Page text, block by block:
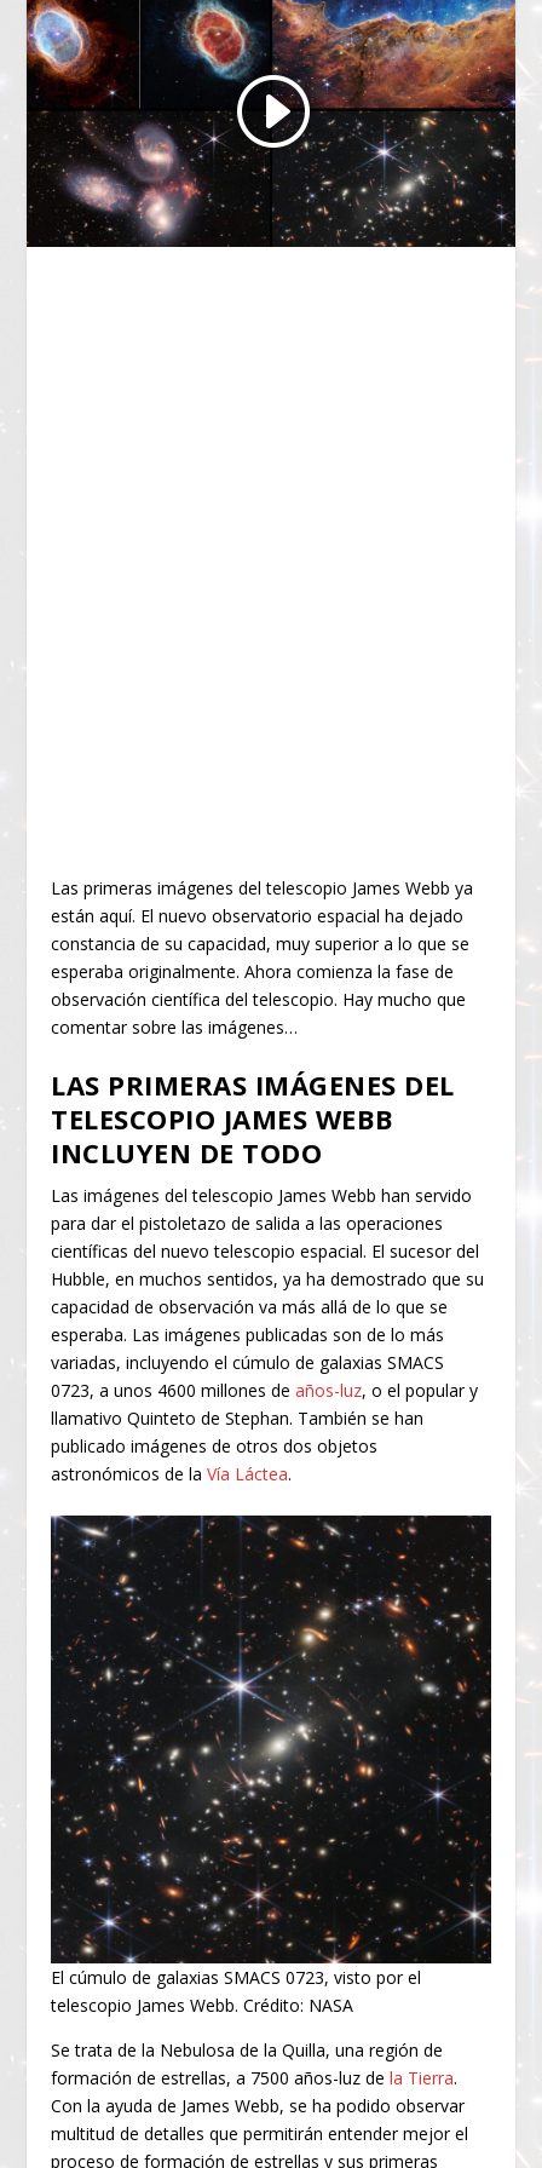
Las primeras imágenes del telescopio James Webb ya
están aquí. El nuevo observatorio espacial ha dejado
constancia de su capacidad, muy superior a lo que se
esperaba originalmente. Ahora comienza la fase de
observación científica del telescopio. Hay mucho que
comentar sobre las imágenes…
LAS PRIMERAS IMÁGENES DEL
TELESCOPIO JAMES WEBB
INCLUYEN DE TODO
Las imágenes del telescopio James Webb han servido
para dar el pistoletazo de salida a las operaciones
científicas del nuevo telescopio espacial. El sucesor del
Hubble, en muchos sentidos, ya ha demostrado que su
capacidad de observación va más allá de lo que se
esperaba. Las imágenes publicadas son de lo más
variadas, incluyendo el cúmulo de galaxias SMACS
0723, a unos 4600 millones deaños-luz, o el popular y
llamativo Quinteto de Stephan. También se han
publicado imágenes de otros dos objetos
astronómicos de laVía Láctea.
El cúmulo de galaxias SMACS 0723, visto por el
telescopio James Webb. Crédito: NASA
Se trata de la Nebulosa de la Quilla, una región de
formación de estrellas, a 7500 años-luz dela Tierra.
Con la ayuda de James Webb, se ha podido observar
multitud de detalles que permitirán entender mejor el
proceso de formación de estrellas y sus primeras